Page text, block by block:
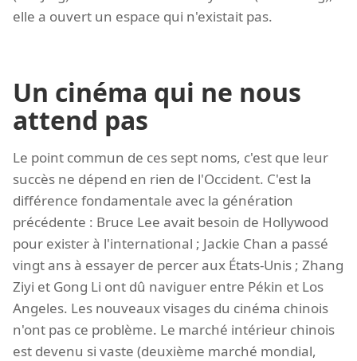
elle a ouvert un espace qui n'existait pas.
Un cinéma qui ne nous
attend pas
Le point commun de ces sept noms, c'est que leur
succès ne dépend en rien de l'Occident. C'est la
différence fondamentale avec la génération
précédente : Bruce Lee avait besoin de Hollywood
pour exister à l'international ; Jackie Chan a passé
vingt ans à essayer de percer aux États-Unis ; Zhang
Ziyi et Gong Li ont dû naviguer entre Pékin et Los
Angeles. Les nouveaux visages du cinéma chinois
n'ont pas ce problème. Le marché intérieur chinois
est devenu si vaste (deuxième marché mondial,